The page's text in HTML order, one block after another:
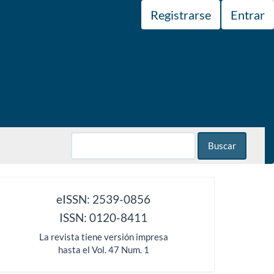
Registrarse Entrar
Buscar
eISSN: 2539-0856
ISSN: 0120-8411
La revista tiene versión impresa
hasta el Vol. 47 Num. 1